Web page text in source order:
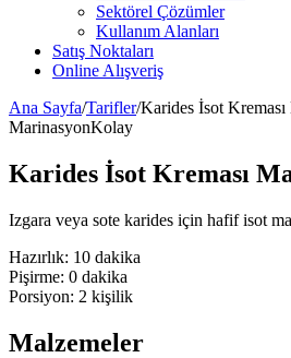
Sektörel Çözümler
Kullanım Alanları
Satış Noktaları
Online Alışveriş
Ana Sayfa/Tarifler/Karides İsot
MarinasyonKolay
Karides İsot Kreması
Izgara veya sote karides için hafif isot
Hazırlık: 10 dakika
Pişirme: 0 dakika
Porsiyon: 2 kişilik
Malzemeler